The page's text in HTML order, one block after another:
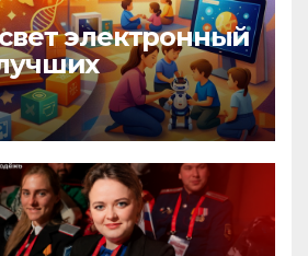
электронный
практик
дошкольного